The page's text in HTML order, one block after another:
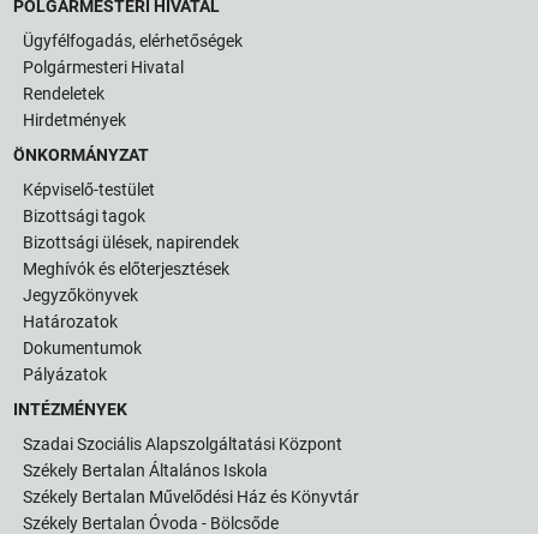
POLGÁRMESTERI HIVATAL
Ügyfélfogadás, elérhetőségek
Polgármesteri Hivatal
Rendeletek
Hirdetmények
ÖNKORMÁNYZAT
Képviselő-testület
Bizottsági tagok
Bizottsági ülések, napirendek
Meghívók és előterjesztések
Jegyzőkönyvek
Határozatok
Dokumentumok
Pályázatok
INTÉZMÉNYEK
Szadai Szociális Alapszolgáltatási Központ
Székely Bertalan Általános Iskola
Székely Bertalan Művelődési Ház és Könyvtár
Székely Bertalan Óvoda - Bölcsőde